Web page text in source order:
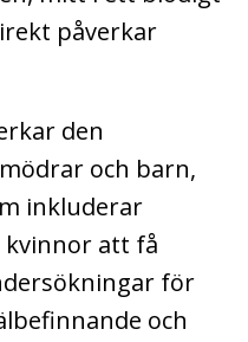
påverkar
den
och barn,
inkluderar
att få
för
och